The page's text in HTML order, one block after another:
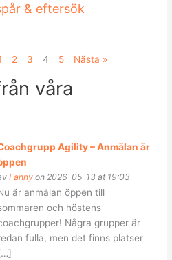
& eftersök
2 3 4 5 Nästa »
våra
Agility – Anmälan är
Fanny on 2026-05-13 at 19:03
är anmälan öppen till
och höstens
Några grupper är
fulla, men det finns platser